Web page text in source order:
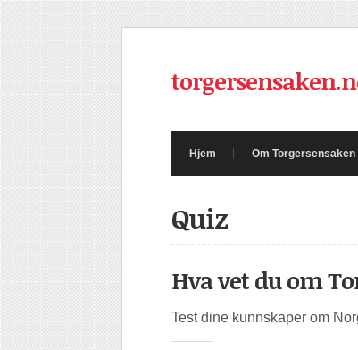
Hjem Om Torgersensaken
Quiz
Quiz:
Hva vet du om
Test dine kunnskaper om